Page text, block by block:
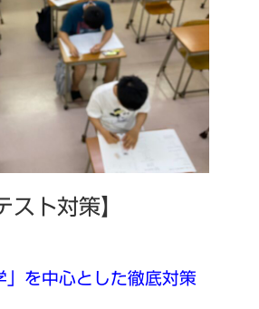
スト対策】
を中心とした徹底対策